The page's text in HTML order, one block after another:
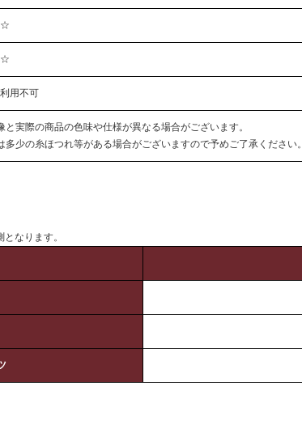
用不可
と実際の商品の色味や仕様が異なる場合がございます。
多少の糸ほつれ等がある場合がございますので予めご了承ください。
なります。